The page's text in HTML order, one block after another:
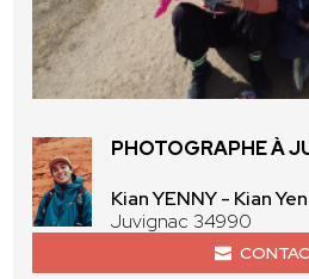
PHOTOGRAPHE À
Kian YENNY - Kian
Juvignac 34990